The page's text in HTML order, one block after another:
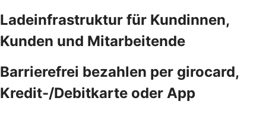
Ladeinfrastruktur für Kundinnen,
Kunden und Mitarbeitende
Barrierefrei bezahlen per girocard,
Kredit-/Debitkarte oder App